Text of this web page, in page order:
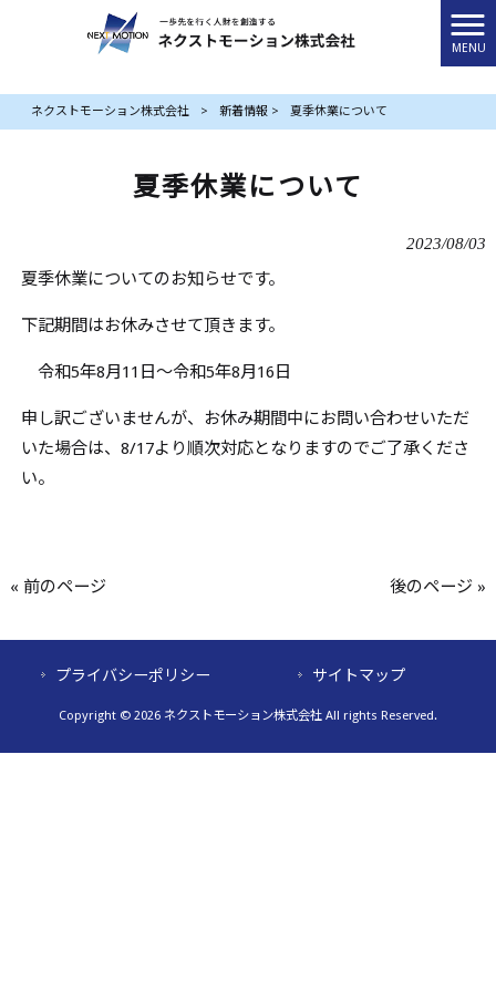
MENU
ネクストモーション株式会社 > 新着情報 > 夏季休業について
夏季休業について
2023/08/03
夏季休業についてのお知らせです。
下記期間はお休みさせて頂きます。
令和5年8月11日～令和5年8月16日
申し訳ございませんが、お休み期間中にお問い合わせいただ
いた場合は、8/17より順次対応となりますのでご了承くださ
い。
« 前のページ 後のページ »
プライバシーポリシー サイトマップ
Copyright © 2026 ネクストモーション株式会社 All rights Reserved.